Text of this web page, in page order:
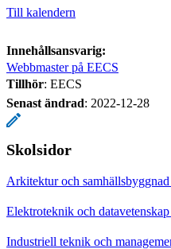
Till kalendern
Innehållsansvarig:
Webbmaster på EECS
Tillhör: EECS
Senast ändrad: 2022-12-28
Skolsidor
Arkitektur och
Elektroteknik och
Industriell teknik och